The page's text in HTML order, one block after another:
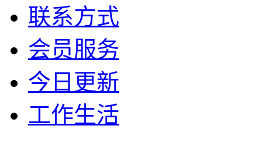
联系方式
会员服务
今日更新
工作生活